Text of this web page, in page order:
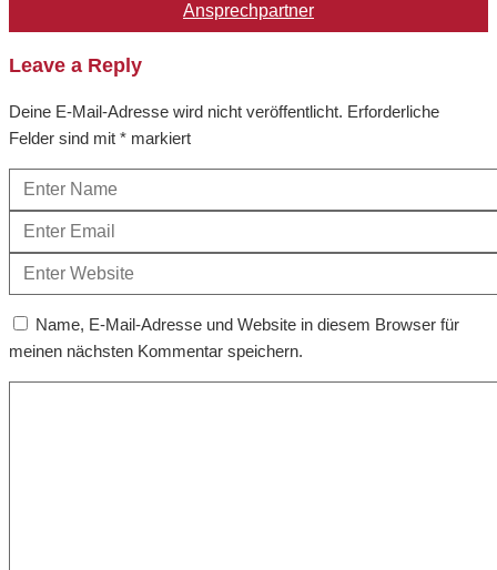
Ansprechpartner
Leave a Reply
Deine E-Mail-Adresse wird nicht veröffentlicht. Erforderliche
Felder sind mit * markiert
Name, E-Mail-Adresse und Website in diesem Browser für
meinen nächsten Kommentar speichern.